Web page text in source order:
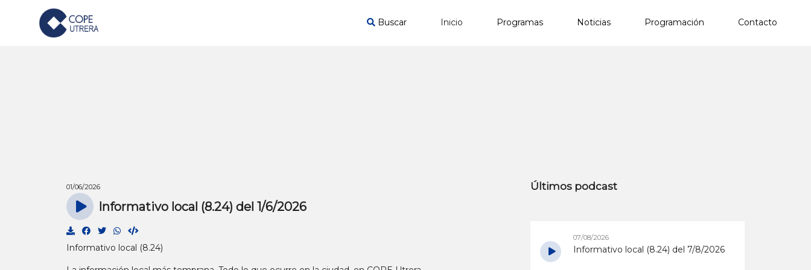
Buscar Inicio Programas Noticias Programación Contacto
01/06/2026
Informativo local (8.24) del 1/6/2026
Informativo local (8.24)
Últimos podcast
07/08/2026
Informativo local (8.24) del 7/8/2026